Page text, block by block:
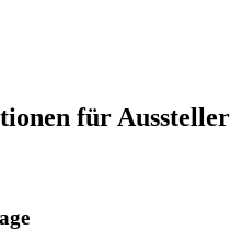
für Aussteller